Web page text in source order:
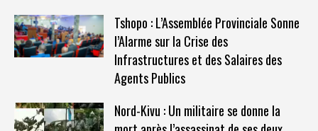
Tshopo : L’Assemblée Provinciale Sonne
l’Alarme sur la Crise des
Infrastructures et des Salaires des
Agents Publics
Nord-Kivu : Un militaire se donne la